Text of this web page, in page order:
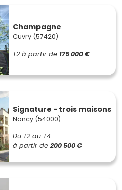
Champagne
Cuvry (57420)
T2 à partir de 175 000 €
Signature - trois maisons
Nancy (54000)
Du T2 au T4
à partir de 200 500 €